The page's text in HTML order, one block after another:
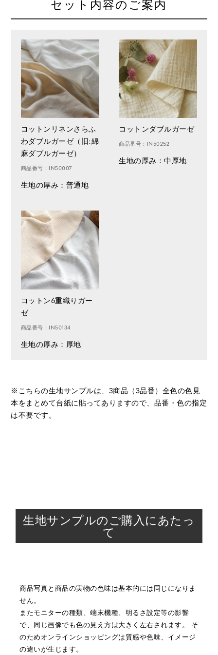
セット内容のご案内
コットンリネンさらふ
わダブルガーゼ（旧:綿
麻ダブルガーゼ）
商品番号：IN50007
生地の厚み：普通地
コットンダブルガーゼ
商品番号：IN50252
生地の厚み：中厚地
コットン6重織りガー
ゼ
商品番号：IN50134
生地の厚み：厚地
※こちらの生地サンプルは、3商品（3品番）全色の色見
本をまとめて台紙に貼ってありますので、品番・色の指定
は不要です。
生地サンプルのご購入にあたっ
て
商品写真と商品の実物の色味は基本的には同じになりま
せん。
またモニターの種類、端末機種、明るさ設定等の影響
で、同じ画像でも色の見え方は大きく左右されます。
そ
のためオンラインショッピングは質感や色味、イメージ
の違いが生じます。